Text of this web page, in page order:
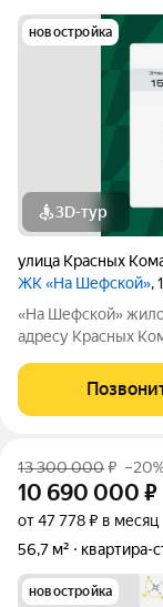
новостройка
3D-тур
улица Красных
ЖК «На Шефской»,
«На Шефской» жилой квартал от Практики на Эльмаше, по
адресу Красных
логистики: рядом
центры
13 300 000₽
10 690 000 ₽
от 47 778 ₽ в месяц
56,7 м²
квартира-
новостройка